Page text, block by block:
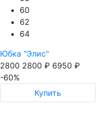
60
62
64
Юбка "Элис"
2800 2800 ₽ 6950 ₽
-60%
Купить